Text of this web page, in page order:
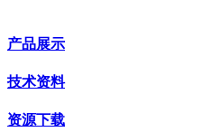
产品展示
技术资料
资源下载